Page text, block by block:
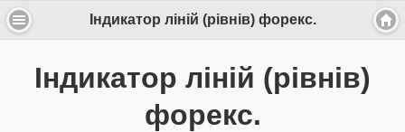
Індикатор ліній (рівнів) форекс.
Індикатор ліній (рівнів)
форекс.